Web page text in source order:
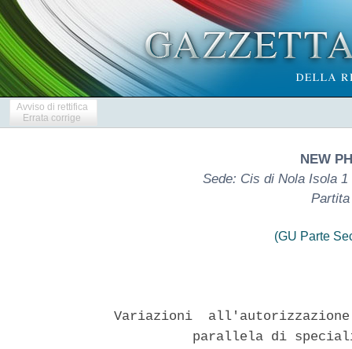
Avviso di rettifica
Errata corrige
NEW
Sede: Cis di Nola Isola
Partita
(GU Parte
Variazioni  all'autorizzazione
parallela di